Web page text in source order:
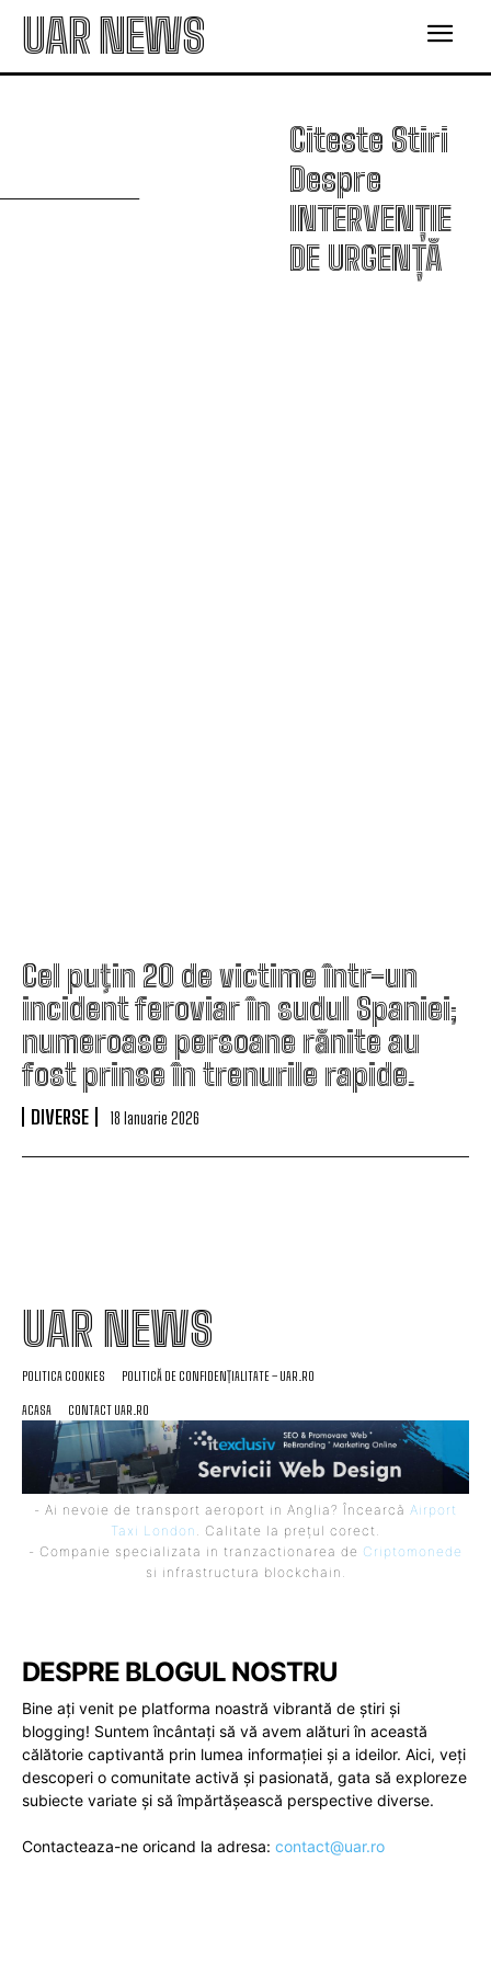
UAR NEWS
Citeste Stiri
Despre
INTERVENȚIE
DE URGENȚĂ
Cel puţin 20 de victime într-un
incident feroviar în sudul Spaniei;
numeroase persoane rănite au
fost prinse în trenurile rapide.
DIVERSE 18 Ianuarie 2026
UAR NEWS
POLITICA COOKIES POLITICĂ DE CONFIDENȚIALITATE – UAR.RO
ACASA CONTACT UAR.RO
- Ai nevoie de transport aeroport in Anglia? Încearcă Airport
Taxi London . Calitate la prețul corect.
- Companie specializata in tranzactionarea de Criptomonede
si infrastructura blockchain.
DESPRE BLOGUL NOSTRU
Bine ați venit pe platforma noastră vibrantă de știri și
blogging! Suntem încântați să vă avem alături în această
călătorie captivantă prin lumea informației și a ideilor. Aici, veți
descoperi o comunitate activă și pasionată, gata să exploreze
subiecte variate și să împărtășească perspective diverse.
Contacteaza-ne oricand la adresa: contact@uar.ro